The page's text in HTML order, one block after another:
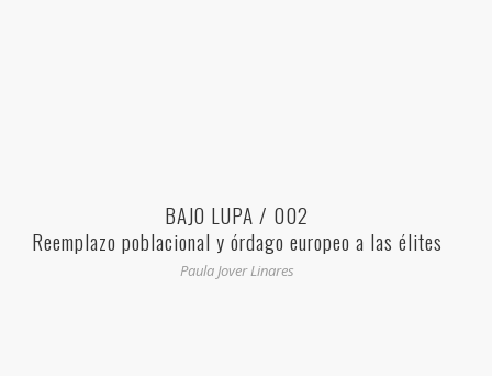
BAJO LUPA / 002
Reemplazo poblacional y órdago europeo a las élites
globalistas
Paula Jover Linares